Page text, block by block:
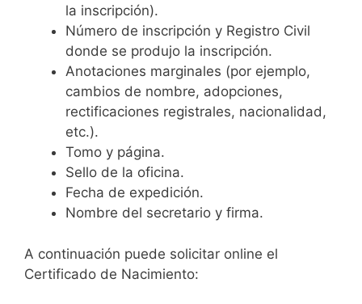
la inscripción).
Número de inscripción y Registro Civil
donde se produjo la inscripción.
Anotaciones marginales (por ejemplo,
cambios de nombre, adopciones,
rectificaciones registrales, nacionalidad,
etc.).
Tomo y página.
Sello de la oficina.
Fecha de expedición.
Nombre del secretario y firma.
A continuación puede solicitar online el
Certificado de Nacimiento: